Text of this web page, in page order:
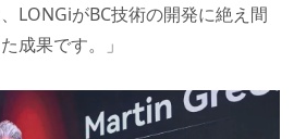
LONGiがBC技術の開発に絶え間
成果です。」